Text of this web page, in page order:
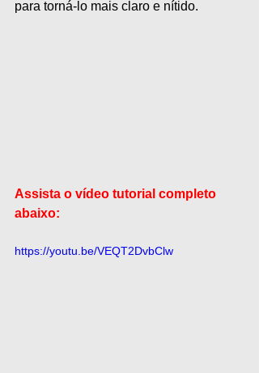
para torná-lo mais claro e nítido.
Assista o vídeo tutorial completo
abaixo:
https://youtu.be/VEQT2DvbClw